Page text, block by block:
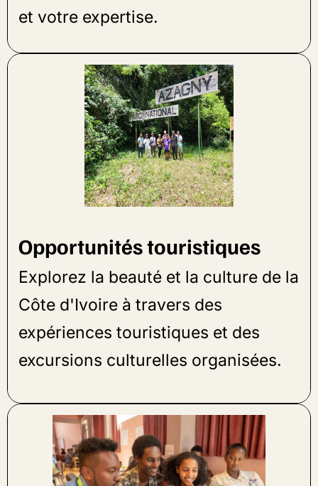
et votre expertise.
Opportunités touristiques
Explorez la beauté et la culture de la
Côte d'Ivoire à travers des
expériences touristiques et des
excursions culturelles organisées.